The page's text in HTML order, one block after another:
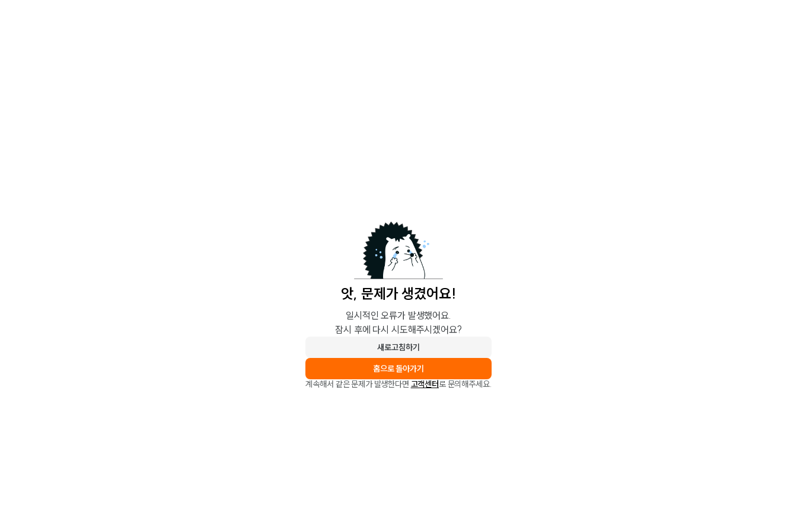
앗, 문제가 생겼어요!
일시적인 오류가 발생했어요.
잠시 후에 다시 시도해주시겠어요?
새로고침하기
홈으로 돌아가기
계속해서 같은 문제가 발생한다면 고객센터로 문의해주세요.